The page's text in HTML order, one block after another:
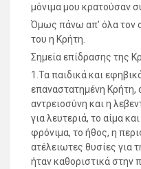
μόνιμα μου κρατούσαν
Όμως πάνω απ’ όλα τον
του η Κρήτη.
Σημεία επίδρασης της
1.Τα παιδικά και
επαναστατημένη Κρήτη,
αντρειοσύνη και η
για λευτεριά, το αίμα
φρόνιμα, το ήθος, η
ατέλειωτες θυσίες για
ήταν καθοριστικά στην